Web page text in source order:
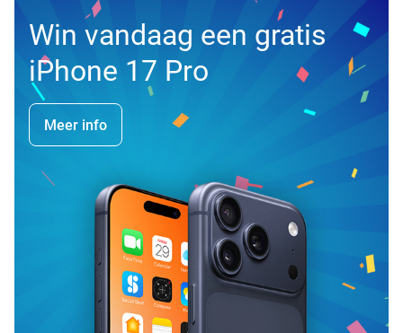
Win vandaag een gratis
iPhone 17 Pro
Meer info